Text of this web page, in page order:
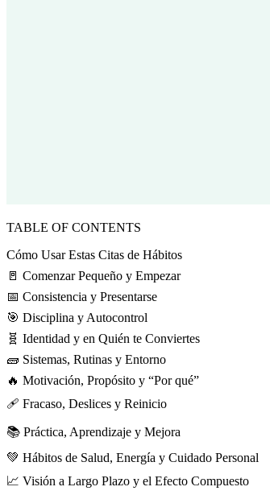
TABLE OF CONTENTS
Cómo Usar Estas Citas de Hábitos
🚪 Comenzar Pequeño y Empezar
📅 Consistencia y Presentarse
🎯 Disciplina y Autocontrol
🧬 Identidad y en Quién te Conviertes
🧱 Sistemas, Rutinas y Entorno
🔥 Motivación, Propósito y “Por qué”
🩹 Fracaso, Deslices y Reinicio
📚 Práctica, Aprendizaje y Mejora
💚 Hábitos de Salud, Energía y Cuidado Personal
📈 Visión a Largo Plazo y el Efecto Compuesto